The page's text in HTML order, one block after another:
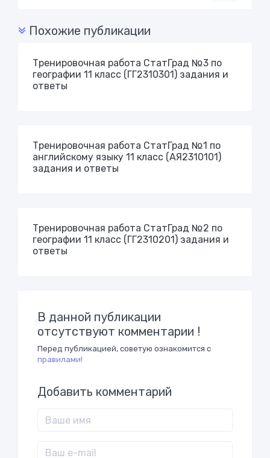
Похожие публикации
Тренировочная работа СтатГрад №3 по
географии 11 класс (ГГ2310301) задания и
ответы
Тренировочная работа СтатГрад №1 по
английскому языку 11 класс (АЯ2310101)
задания и ответы
Тренировочная работа СтатГрад №2 по
географии 11 класс (ГГ2310201) задания и
ответы
В данной публикации
отсутствуют комментарии !
Перед публикацией, советую ознакомится с
правилами!
Добавить комментарий